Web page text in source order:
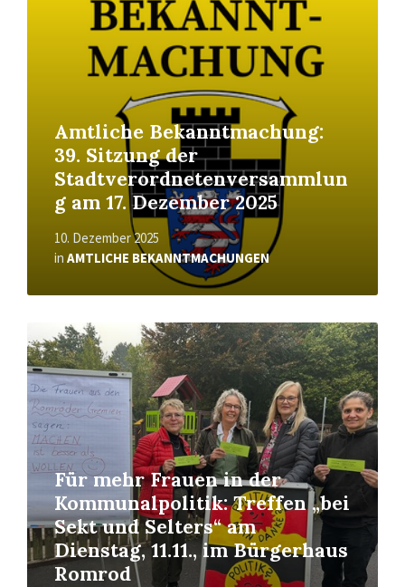
Amtliche Bekanntmachung:
39. Sitzung der
Stadtverordnetenversammlun
g am 17. Dezember 2025
10. Dezember 2025
in AMTLICHE BEKANNTMACHUNGEN
Für mehr Frauen in der
Kommunalpolitik: Treffen „bei
Sekt und Selters“ am
Dienstag, 11.11., im Bürgerhaus
Romrod
Read
More